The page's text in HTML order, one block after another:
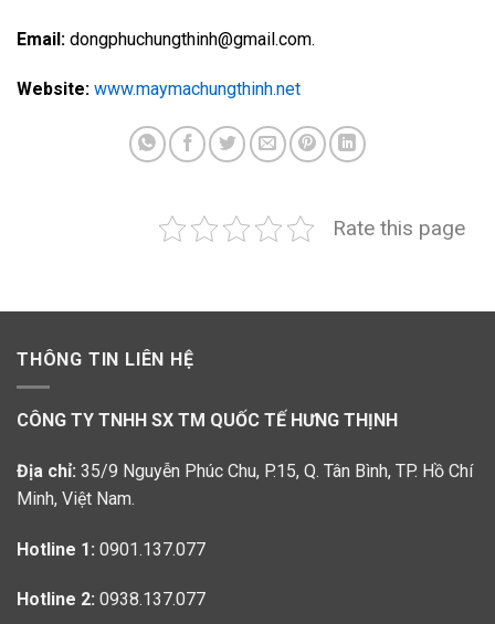
Email: dongphuchungthinh@gmail.com.
Website: www.maymachungthinh.net
Rate this page
THÔNG TIN LIÊN HỆ
CÔNG TY TNHH SX TM QUỐC TẾ HƯNG THỊNH
Địa chỉ: 35/9 Nguyễn Phúc Chu, P.15, Q. Tân Bình, TP. Hồ Chí
Minh, Việt Nam.
Hotline 1: 0901.137.077
Hotline 2: 0938.137.077